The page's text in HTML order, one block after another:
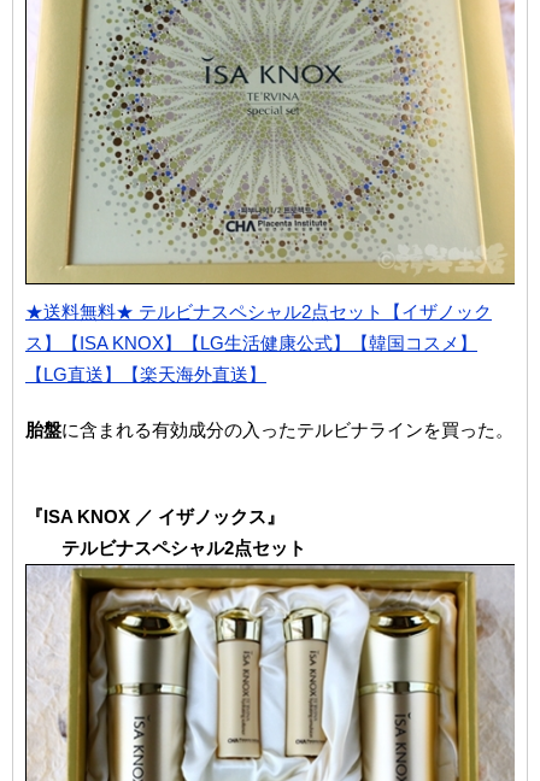
★送料無料★ テルビナスペシャル2点セット【イザノック
ス】【ISA KNOX】【LG生活健康公式】【韓国コスメ】
【LG直送】【楽天海外直送】
胎盤に含まれる有効成分の入ったテルビナラインを買った。
『ISA KNOX ／ イザノックス』
テルビナスペシャル2点セット